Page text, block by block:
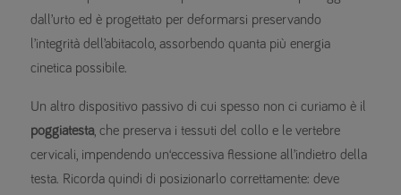
dall’urto ed è progettato per deformarsi preservando
l’integrità dell’abitacolo, assorbendo quanta più energia
cinetica possibile.
Un altro dispositivo passivo di cui spesso non ci curiamo è il
poggiatesta, che preserva i tessuti del collo e le vertebre
cervicali, impendendo un‘eccessiva flessione all’indietro della
testa. Ricorda quindi di posizionarlo correttamente: deve